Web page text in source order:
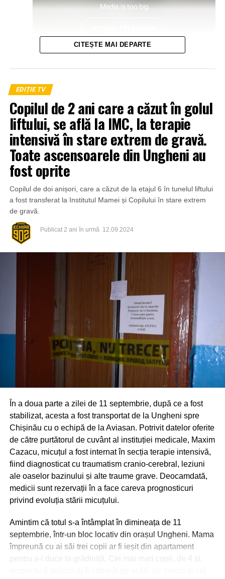
Inspectoratul General pentru Situații de Urgență
menționează că și la această oră autoritățile depun
eforturi pentru consolidarea digurilor de protecție pe râul
Nistru și Prut. Iar pe parcursul nopții, pentru pomparea
apei din gospodăriile afectate de inundații salvatorii au
fost solicitați în 33 de cazuri. Pe lângă pompieri, a fost
nevoie și de intervenția angajaților de la distribuția
energiei electrice, în zeci de localități rămase în beznă.
Către dimineața de 16 septembrie, toate localitățile erau
deja reconectate la lumină.
CITEȘTE MAI DEPARTE
EDIȚIE TV
Copilul de 2 ani care a căzut în golul
liftului, se află la IMC, la terapie
intensivă în stare extrem de gravă.
Toate ascensoarele din Ungheni au
fost oprite
Copilul de doi anișori, care a căzut de la etajul 6 în tunelul liftului
a fost transferat la Institutul Mamei și Copilului în stare extrem
de gravă.
Publicat 2 ani în urmă 12.09.2024
În a doua parte a zilei de 11 septembrie, după ce a fost
stabilizat, acesta a fost transportat de la Ungheni spre
Chișinău cu o echipă de la Aviasan. Potrivit datelor oferite
de către purtătorul de cuvânt al instituției medicale, Maxim
Cazacu, micuțul a fost internat în secția terapie intensivă,
fiind diagnosticat cu traumatism cranio-cerebral, leziuni
ale oaselor bazinului și alte traume grave. Deocamdată,
medicii sunt rezervații în a face careva prognosticuri
privind evoluția stării micuțului.
Amintim că totul s-a întâmplat în dimineața de 11
septembrie, într-un bloc locativ din orașul Ungheni. Mama
împreună cu ai săi trei copii ar fi ieșit din apartament
pentru a-i duce la grădiniță. Cei mai mari copii, de 4 și,